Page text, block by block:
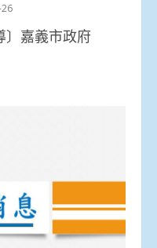
〕嘉義市政府